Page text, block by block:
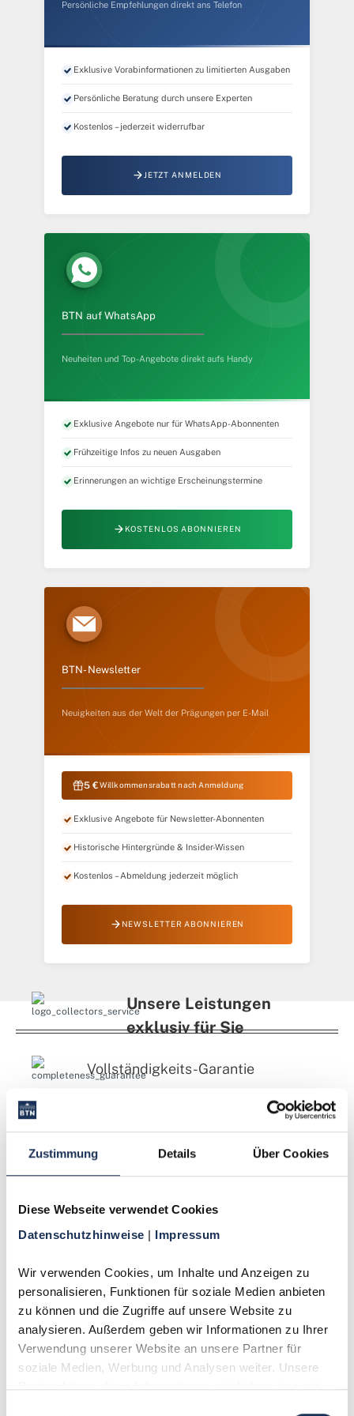
Zustimmung Details Über Cookies
Diese Webseite verwendet Cookies
Datenschutzhinweise | Impressum
Wir verwenden Cookies, um Inhalte und Anzeigen zu
personalisieren, Funktionen für soziale Medien anbieten
zu können und die Zugriffe auf unsere Website zu
analysieren. Außerdem geben wir Informationen zu Ihrer
Verwendung unserer Website an unsere Partner für
soziale Medien, Werbung und Analysen weiter. Unsere
Partner führen diese Informationen möglicherweise mit
Persönliche Empfehlungen direkt ans Telefon
Exklusive Vorabinformationen zu limitierten Ausgaben
Persönliche Beratung durch unsere Experten
Kostenlos – jederzeit widerrufbar
JETZT ANMELDEN
BTN auf WhatsApp
Neuheiten und Top-Angebote direkt aufs Handy
Exklusive Angebote nur für WhatsApp-Abonnenten
Frühzeitige Infos zu neuen Ausgaben
Erinnerungen an wichtige Erscheinungstermine
KOSTENLOS ABONNIEREN
BTN-Newsletter
Neuigkeiten aus der Welt der Prägungen per E-Mail
5 €Willkommensrabatt nach Anmeldung
Exklusive Angebote für Newsletter-Abonnenten
Historische Hintergründe & Insider-Wissen
Kostenlos – Abmeldung jederzeit möglich
NEWSLETTER ABONNIEREN
Unsere Leistungen
exklusiv für Sie
Vollständigkeits-Garantie
Jederzeit kündbar
14 Tage Rückgaberecht
Persönliche Beratung
Empfehlungen der Woche